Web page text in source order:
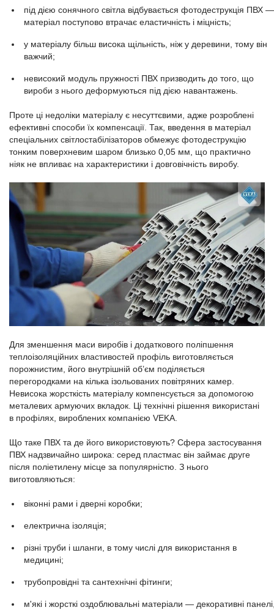
під дією сонячного світла відбувається фотодеструкція ПВХ —
матеріал поступово втрачає еластичність і міцність;
у матеріалу більш висока щільність, ніж у деревини, тому він
важчий;
невисокий модуль пружності ПВХ призводить до того, що
вироби з нього деформуються під дією навантажень.
Проте ці недоліки матеріалу є несуттєвими, адже розроблені
ефективні способи їх компенсації. Так, введення в матеріал
спеціальних світлостабілізаторов обмежує фотодеструкцію
тонким поверхневим шаром близько 0,05 мм, що практично
ніяк не впливає на характеристики і довговічність виробу.
Для зменшення маси виробів і додаткового поліпшення
теплоізоляційних властивостей профіль виготовляється
порожнистим, його внутрішній об’єм поділяється
перегородками на кілька ізольованих повітряних камер.
Невисока жорсткість матеріалу компенсується за допомогою
металевих армуючих вкладок. Ці технічні рішення використані
в профілях, вироблених компанією VEKA.
Що таке ПВХ та де його використовують? Сфера застосування
ПВХ надзвичайно широка: серед пластмас він займає друге
після поліетилену місце за популярністю. З нього
виготовляються:
віконні рами і дверні коробки;
електрична ізоляція;
різні труби і шланги, в тому числі для використання в
медицині;
трубопровідні та сантехнічні фітинги;
м'які і жорсткі оздоблювальні матеріали — декоративні